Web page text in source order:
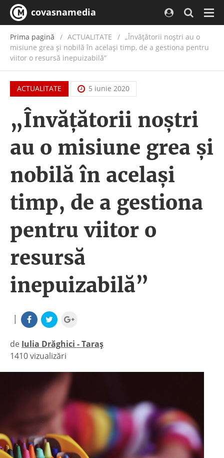
covasnamedia
Prima pagină ACTUALITATE / „Învățătorii noștri au o
misiune grea și nobilă în același timp, de a gestiona pentru
viitor o resursă inepuizabilă”
ACTUALITATE 5 iunie 2020
„Învățătorii noștri
au o misiune grea și
nobilă în același
timp, de a gestiona
pentru viitor o
resursă
inepuizabilă”
|
de Iulia Drăghici - Taraș
|
1410 vizualizări